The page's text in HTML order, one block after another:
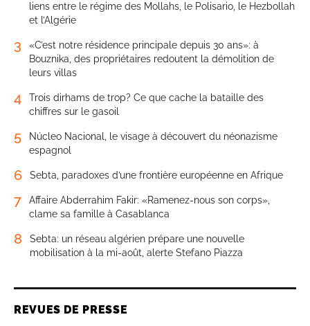
liens entre le régime des Mollahs, le Polisario, le Hezbollah
et l’Algérie
3
«C’est notre résidence principale depuis 30 ans»: à
Bouznika, des propriétaires redoutent la démolition de
leurs villas
4
Trois dirhams de trop? Ce que cache la bataille des
chiffres sur le gasoil
5
Núcleo Nacional, le visage à découvert du néonazisme
espagnol
6 Sebta, paradoxes d’une frontière européenne en Afrique
7
Affaire Abderrahim Fakir: «Ramenez-nous son corps»,
clame sa famille à Casablanca
8
Sebta: un réseau algérien prépare une nouvelle
mobilisation à la mi-août, alerte Stefano Piazza
REVUES DE PRESSE